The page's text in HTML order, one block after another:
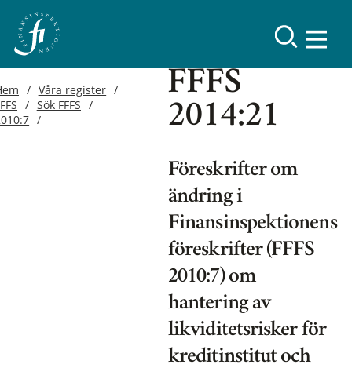
Våra register
Sök FFFS
FFFS
2014:21
Föreskrifter om
ändring i
Finansinspektionens
föreskrifter (FFFS
2010:7) om
hantering av
likviditetsrisker för
kreditinstitut och